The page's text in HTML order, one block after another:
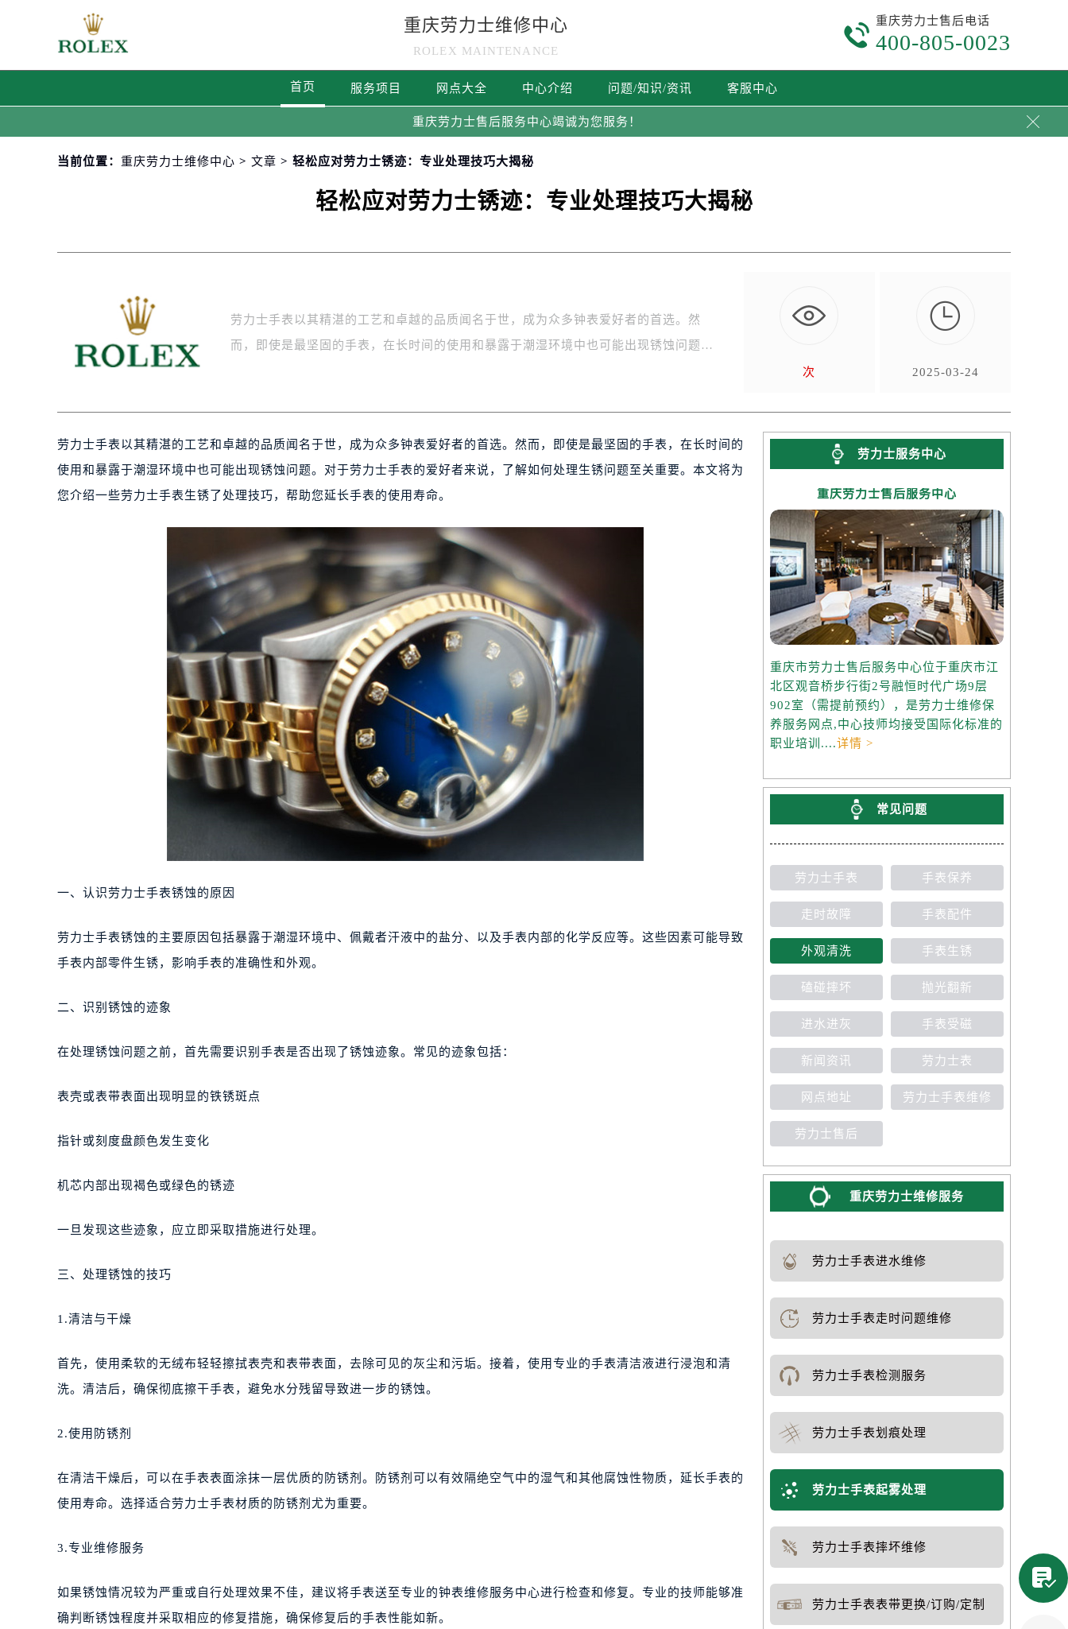
重庆劳力士维修中心
ROLEX MAINTENANCE

重庆劳力士售后电话
400-805-0023
首页 服务项目 网点大全 中心介绍 问题/知识/资讯 客服中心
重庆劳力士售后服务中心竭诚为您服务！ 
当前位置： 重庆劳力士维修中心 > 文章 > 轻松应对劳力士锈迹：专业处理技巧大揭秘
轻松应对劳力士锈迹：专业处理技巧大揭秘
劳力士手表以其精湛的工艺和卓越的品质闻名于世，成为众多钟表爱好者的首选。然
而，即使是最坚固的手表，在长时间的使用和暴露于潮湿环境中也可能出现锈蚀问题…
次

2025-03-24
劳力士手表以其精湛的工艺和卓越的品质闻名于世，成为众多钟表爱好者的首选。然而，即使是最坚固的手表，在长时间的
使用和暴露于潮湿环境中也可能出现锈蚀问题。对于劳力士手表的爱好者来说，了解如何处理生锈问题至关重要。本文将为
您介绍一些劳力士手表生锈了处理技巧，帮助您延长手表的使用寿命。
一、认识劳力士手表锈蚀的原因
劳力士手表锈蚀的主要原因包括暴露于潮湿环境中、佩戴者汗液中的盐分、以及手表内部的化学反应等。这些因素可能导致
手表内部零件生锈，影响手表的准确性和外观。
二、识别锈蚀的迹象
在处理锈蚀问题之前，首先需要识别手表是否出现了锈蚀迹象。常见的迹象包括：
表壳或表带表面出现明显的铁锈斑点
指针或刻度盘颜色发生变化
机芯内部出现褐色或绿色的锈迹
一旦发现这些迹象，应立即采取措施进行处理。
三、处理锈蚀的技巧
1.清洁与干燥
首先，使用柔软的无绒布轻轻擦拭表壳和表带表面，去除可见的灰尘和污垢。接着，使用专业的手表清洁液进行浸泡和清
洗。清洁后，确保彻底擦干手表，避免水分残留导致进一步的锈蚀。
2.使用防锈剂
在清洁干燥后，可以在手表表面涂抹一层优质的防锈剂。防锈剂可以有效隔绝空气中的湿气和其他腐蚀性物质，延长手表的
使用寿命。选择适合劳力士手表材质的防锈剂尤为重要。
3.专业维修服务
如果锈蚀情况较为严重或自行处理效果不佳，建议将手表送至专业的钟表维修服务中心进行检查和修复。专业的技师能够准
确判断锈蚀程度并采取相应的修复措施，确保修复后的手表性能如新。
劳力士服务中心
重庆劳力士售后服务中心
重庆市劳力士售后服务中心位于重庆市江
北区观音桥步行街2号融恒时代广场9层
902室（需提前预约），是劳力士维修保
养服务网点,中心技师均接受国际化标准的
职业培训....详情 >
常见问题
劳力士手表 手表保养
走时故障 手表配件
外观清洗 手表生锈
磕碰摔坏 抛光翻新
进水进灰 手表受磁
新闻资讯 劳力士表
网点地址 劳力士手表维修
劳力士售后
重庆劳力士维修服务
劳力士手表进水维修
劳力士手表走时问题维修
劳力士手表检测服务
劳力士手表划痕处理
劳力士手表起雾处理
劳力士手表摔坏维修
劳力士手表表带更换/订购/定制
